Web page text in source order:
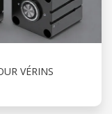
VÉRINS